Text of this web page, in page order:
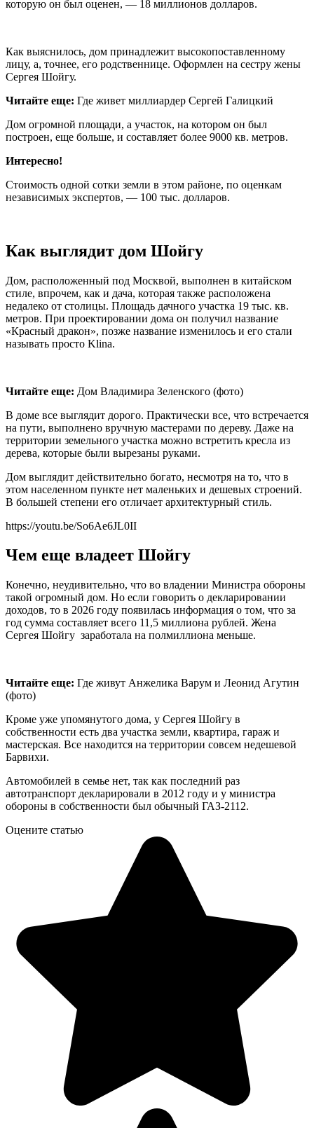
которую он был оценен, — 18 миллионов долларов.
Как выяснилось, дом принадлежит высокопоставленному
лицу, а, точнее, его родственнице. Оформлен на сестру жены
Сергея Шойгу.
Читайте еще: Где живет миллиардер Сергей Галицкий
Дом огромной площади, а участок, на котором он был
построен, еще больше, и составляет более 9000 кв. метров.
Интересно!
Стоимость одной сотки земли в этом районе, по оценкам
независимых экспертов, — 100 тыс. долларов.
Как выглядит дом Шойгу
Дом, расположенный под Москвой, выполнен в китайском
стиле, впрочем, как и дача, которая также расположена
недалеко от столицы. Площадь дачного участка 19 тыс. кв.
метров. При проектировании дома он получил название
«Красный дракон», позже название изменилось и его стали
называть просто Klina.
Читайте еще: Дом Владимира Зеленского (фото)
В доме все выглядит дорого. Практически все, что встречается
на пути, выполнено вручную мастерами по дереву. Даже на
территории земельного участка можно встретить кресла из
дерева, которые были вырезаны руками.
Дом выглядит действительно богато, несмотря на то, что в
этом населенном пункте нет маленьких и дешевых строений.
В большей степени его отличает архитектурный стиль.
https://youtu.be/So6Ae6JL0II
Чем еще владеет Шойгу
Конечно, неудивительно, что во владении Министра обороны
такой огромный дом. Но если говорить о декларировании
доходов, то в 2026 году появилась информация о том, что за
год сумма составляет всего 11,5 миллиона рублей. Жена
Сергея Шойгу заработала на полмиллиона меньше.
Читайте еще: Где живут Анжелика Варум и Леонид Агутин
(фото)
Кроме уже упомянутого дома, у Сергея Шойгу в
собственности есть два участка земли, квартира, гараж и
мастерская. Все находится на территории совсем недешевой
Барвихи.
Автомобилей в семье нет, так как последний раз
автотранспорт декларировали в 2012 году и у министра
обороны в собственности был обычный ГАЗ-2112.
Оцените статью